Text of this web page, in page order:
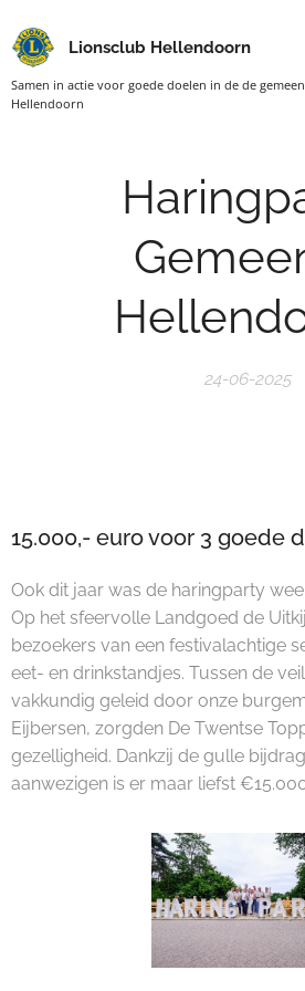
Lionsclub Hellendoorn
Samen in actie voor goede doelen in de de
Hellendoorn
24-06-2025
15.000,- euro voor 3 goede
Ook dit jaar was de haringparty
Op het sfeervolle Landgoed de
bezoekers van een festivalachtige
eet- en drinkstandjes. Tussen de
vakkundig geleid door onze
Eijbersen, zorgden De Twentse
gezelligheid. Dankzij de gulle
aanwezigen is er maar liefst